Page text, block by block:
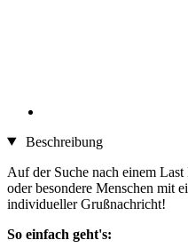
Beschreibung
Auf der Suche nach einem
oder besondere Menschen mit
individueller Grußnachricht!
So einfach geht's: